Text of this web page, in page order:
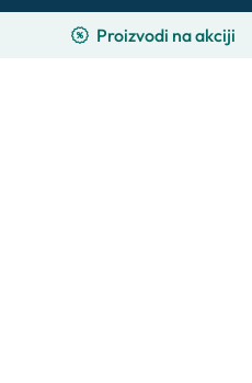
Proizvodi na akciji